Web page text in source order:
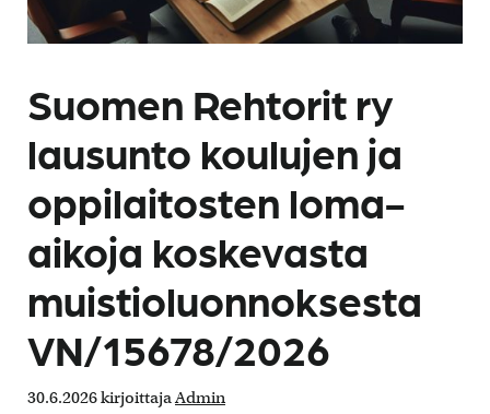
Suomen Rehtorit ry
lausunto koulujen ja
oppilaitosten loma-
aikoja koskevasta
muistioluonnoksesta
VN/15678/2026
30.6.2026kirjoittajaAdmin